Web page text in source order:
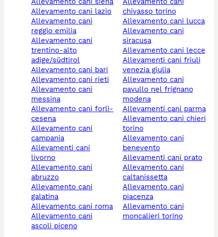
allevamento cani lazio
allevamento cani
reggio emilia
allevamento cani
trentino-alto
adige/südtirol
allevamento cani bari
allevamento cani rieti
allevamento cani
messina
allevamento cani forlì-
cesena
allevamento cani
campania
allevamenti cani
livorno
allevamento cani
abruzzo
allevamento cani
galatina
allevamento cani roma
allevamento cani
ascoli piceno
chivasso torino
allevamento cani lucca
allevamento cani
siracusa
allevamento cani lecce
allevamenti cani friuli
venezia giulia
allevamento cani
pavullo nel frignano
modena
allevamenti cani parma
allevamento cani chieri
torino
allevamento cani
benevento
allevamenti cani prato
allevamento cani
caltanissetta
allevamento cani
piacenza
allevamento cani
moncalieri torino